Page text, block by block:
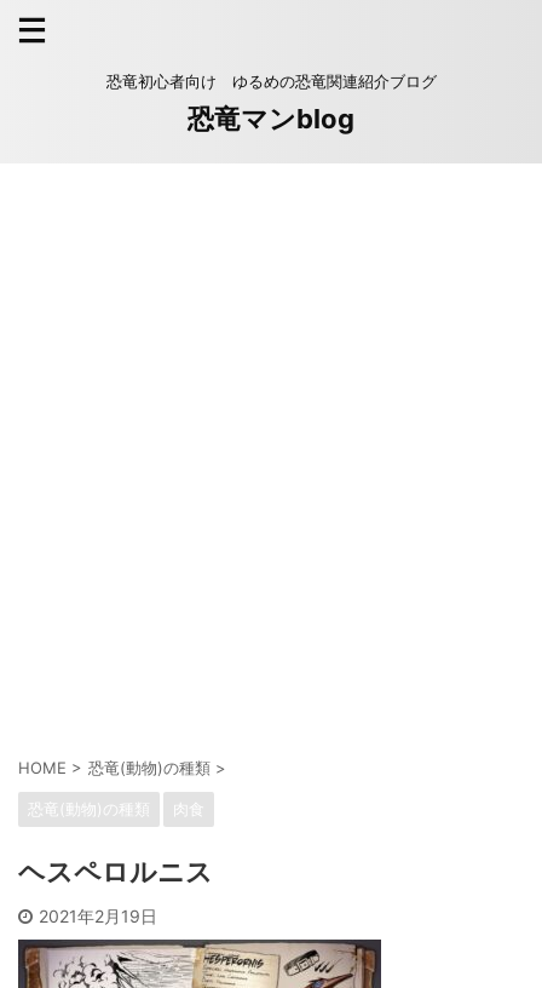
恐竜初心者向け ゆるめの恐竜関連紹介ブログ
恐竜マンblog
HOME > 恐竜(動物)の種類 >
恐竜(動物)の種類 肉食
ヘスペロルニス
2021年2月19日